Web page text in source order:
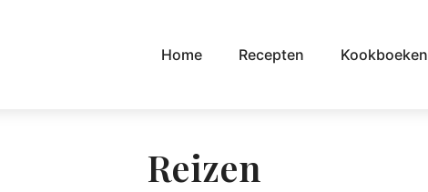
Home Recepten Kookboeken
Reizen